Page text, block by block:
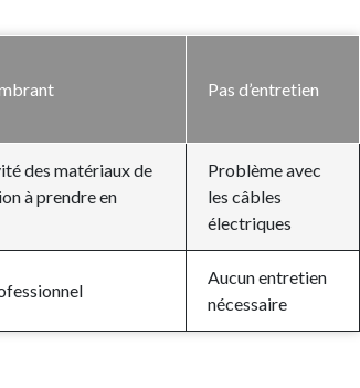
Pas d’entretien
des matériaux de
à prendre en
Problème avec
les câbles
électriques
Aucun entretien
nécessaire